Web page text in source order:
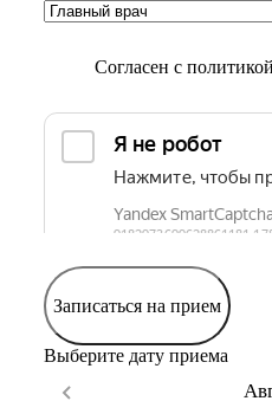
Согласен с
Записаться на прием
Выберите дату приема